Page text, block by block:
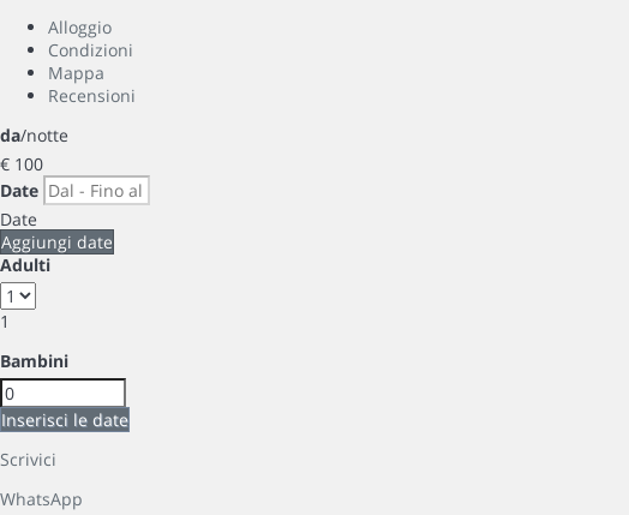
Alloggio
Condizioni
Mappa
Recensioni
da/notte
€ 100
Date
Date
Aggiungi date
Adulti
1
Bambini
Inserisci le date
Scrivici
WhatsApp